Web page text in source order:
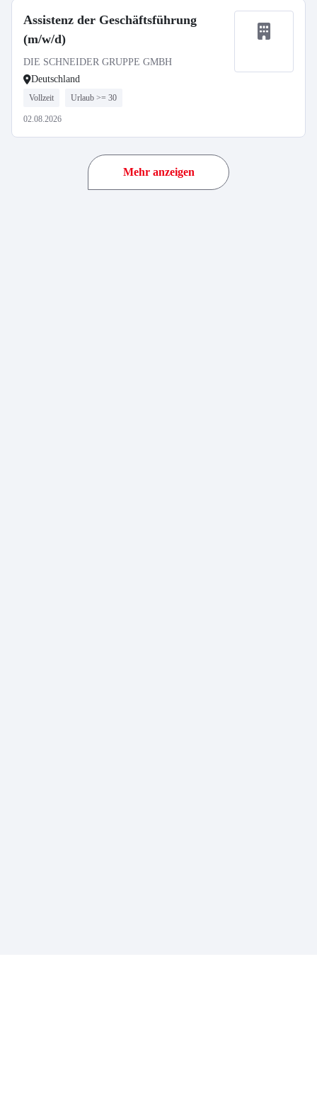
Assistenz der Geschäftsführung
(m/w/d)
DIE SCHNEIDER GRUPPE GMBH
Deutschland
Vollzeit Urlaub >= 30
02.08.2026
Mehr anzeigen